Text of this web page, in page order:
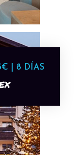
| 8 DÍAS